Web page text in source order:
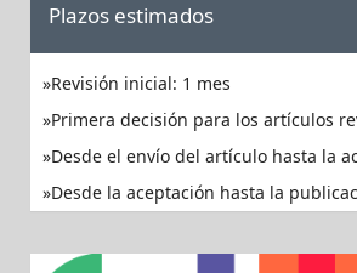
Plazos estimados
Revisión inicial: 1 mes
Primera decisión para los artículos
Desde el envío del artículo hasta la
Desde la aceptación hasta la